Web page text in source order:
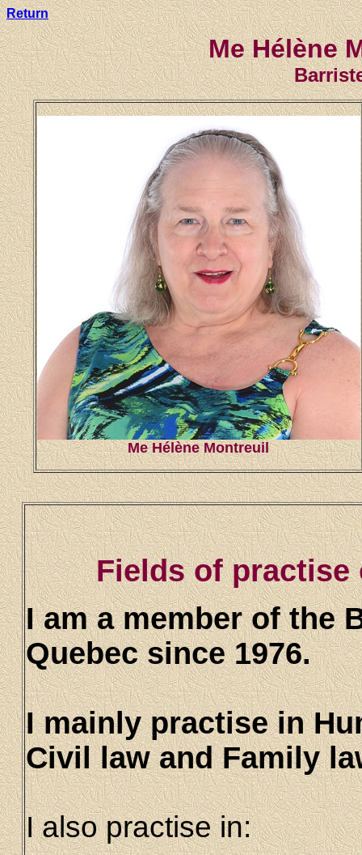
Return
Me Hélène
Me Hélène Montreuil
Fields of practise
I am a member of the
Quebec since 1976.
I mainly practise in
Civil law and Family
I also practise in: